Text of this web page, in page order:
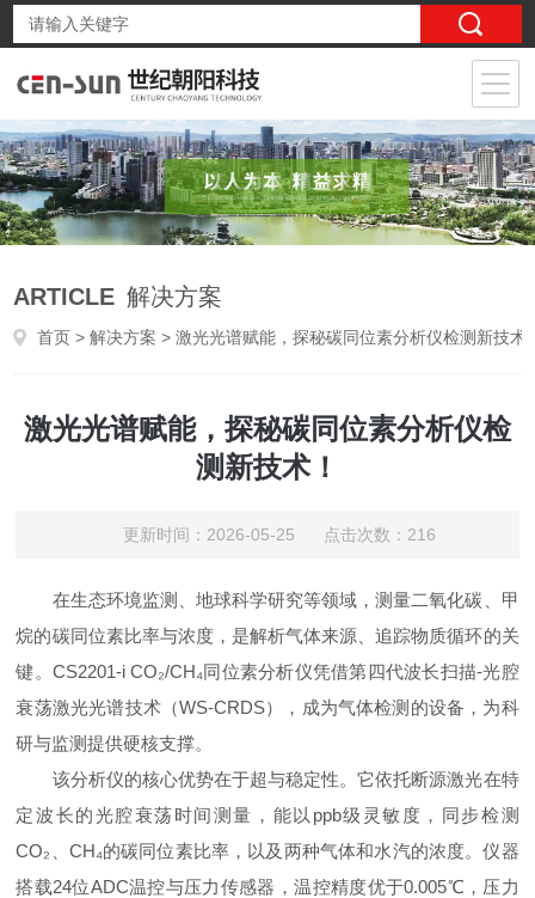
ARTICLE 解决方案
首页 >解决方案 > 激光光谱赋能，探秘碳同位素分析仪检测新技术
激光光谱赋能，探秘碳同位素分析仪检
测新技术！
更新时间：2026-05-25 点击次数：216
在生态环境监测、地球科学研究等领域，测量二氧化碳、甲
烷的碳同位素比率与浓度，是解析气体来源、追踪物质循环的关
键。CS2201-i CO₂/CH₄同位素分析仪凭借第四代波长扫描-光腔
衰荡激光光谱技术（WS-CRDS），成为气体检测的设备，为科
研与监测提供硬核支撑。
该分析仪的核心优势在于超与稳定性。它依托断源激光在特
定波长的光腔衰荡时间测量，能以ppb级灵敏度，同步检测
CO₂、CH₄的碳同位素比率，以及两种气体和水汽的浓度。仪器
搭载24位ADC温控与压力传感器，温控精度优于0.005℃，压力